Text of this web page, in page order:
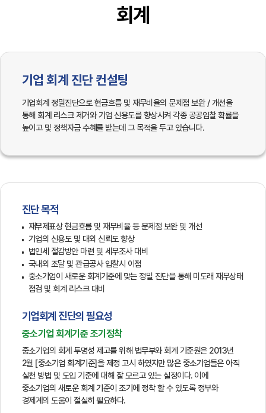
회계
기업 회계 진단 컨설팅
기업회계 정밀진단으로 현금흐름 및 재무비율의 문제점 보완 / 개선을
통해 회계 리스크 제거와 기업 신용도를 향상시켜 각종 공공입찰 확률을
높이고 및 정책자금 수혜를 받는데 그 목적을 두고 있습니다.
진단 목적
재무제표상 현금흐름 및 재무비율 등 문제점 보완 및 개선
기업의 신용도 및 대외 신뢰도 향상
법인세 절감방안 마련 및 세무조사 대비
국내외 조달 및 관급공사 입찰시 이점
중소기업이 새로운 회계기준에 맞는 정밀 진단을 통해 미도래 재무상태
점검 및 회계 리스크 대비
기업회계 진단의 필요성
중소기업 회계기준 조기정착
중소기업의 회계 투명성 제고를 위해 법무부와 회계 기준원은 2013년
2월 [중소기업 회계기준]을 제정 고시 하였지만 많은 중소기업들은 아직
실천 방법 및 도입 기준에 대해 잘 모르고 있는 실정이다. 이에
중소기업의 새로운 회계 기준이 조기에 정착 할 수 있도록 정부와
경제계의 도움이 절실히 필요하다.